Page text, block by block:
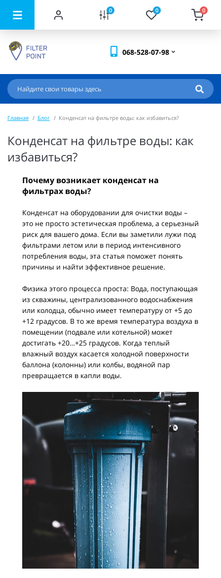
0 0 0
068-528-07-98
Главная Блог Конденсат на фильтре воды: как избавиться?
Конденсат на фильтре воды: как
избавиться?
Почему возникает конденсат на
фильтрах воды?
Конденсат на оборудовании для очистки воды –
это не просто эстетическая проблема, а серьезный
риск для вашего дома. Если вы заметили лужи под
фильтрами летом или в период интенсивного
потребления воды, эта статья поможет понять
причины и найти эффективное решение.
Физика этого процесса проста: Вода, поступающая
из скважины, централизованного водоснабжения
или колодца, обычно имеет температуру от +5 до
+12 градусов. В то же время температура воздуха в
помещении (подвале или котельной) может
достигать +20…+25 градусов. Когда теплый
влажный воздух касается холодной поверхности
баллона (колонны) или колбы, водяной пар
превращается в капли воды.